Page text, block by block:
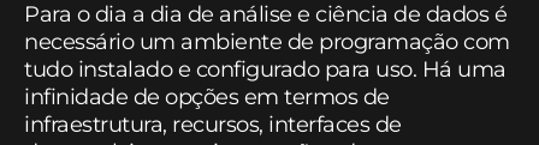
Para o dia a dia de análise e ciência de dados é
necessário um ambiente de programação com
tudo instalado e configurado para uso. Há uma
infinidade de opções em termos de
infraestrutura, recursos, interfaces de